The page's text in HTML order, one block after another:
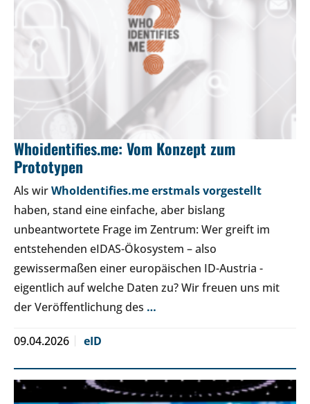
Whoidentifies.me: Vom Konzept zum
Prototypen
Als wirWhoIdentifies.me erstmals vorgestellt
haben, stand eine einfache, aber bislang
unbeantwortete Frage im Zentrum: Wer greift im
entstehenden eIDAS-Ökosystem – also
gewissermaßen einer europäischen ID-Austria -
eigentlich auf welche Daten zu? Wir freuen uns mit
der Veröffentlichung des …
09.04.2026 eID